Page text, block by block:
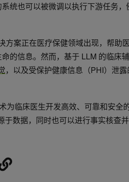
统也可以被微调以执行下游任务，
方案正在医疗保健领域出现，帮助
的信息。然而，基于 LLM 的临床
，以及受保护健康信息（PHI）泄
为临床医生开发高效、可靠和安全
数据，同时也可以进行事实核查